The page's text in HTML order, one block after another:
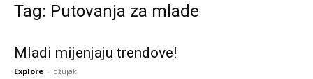
Tag: Putovanja za mlade
Mladi mijenjaju trendove!
Explore - ožujak